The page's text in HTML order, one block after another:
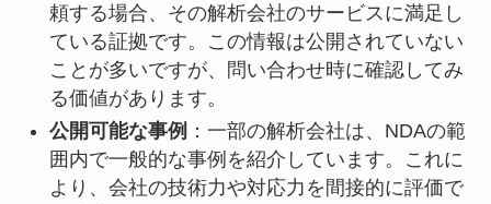
頼する場合、その解析会社のサービスに満足し
ている証拠です。この情報は公開されていない
ことが多いですが、問い合わせ時に確認してみ
る価値があります。
公開可能な事例 ：一部の解析会社は、NDAの範
囲内で一般的な事例を紹介しています。これに
より、会社の技術力や対応力を間接的に評価で